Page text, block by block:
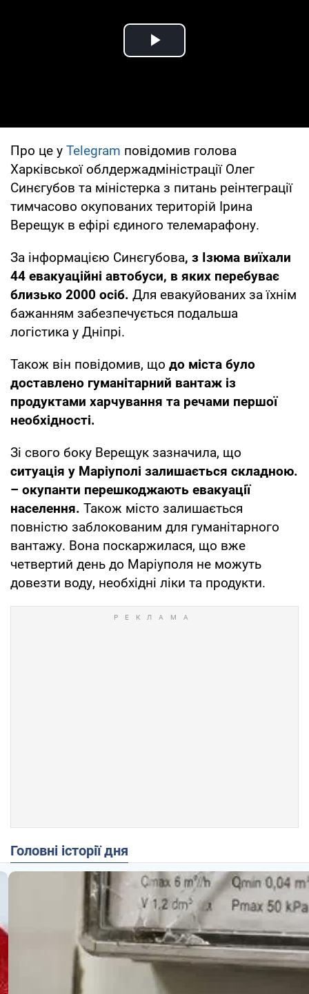
Play Video
Про це у Telegram повідомив голова
Харківської облдержадміністрації Олег
Синєгубов та міністерка з питань реінтеграції
тимчасово окупованих територій Ірина
Верещук в ефірі єдиного телемарафону.
За інформацією Синєгубова, з Ізюма виїхали
44 евакуаційні автобуси, в яких перебуває
близько 2000 осіб. Для евакуйованих за їхнім
бажанням забезпечується подальша
логістика у Дніпрі.
Також він повідомив, що до міста було
доставлено гуманітарний вантаж із
продуктами харчування та речами першої
необхідності.
Зі свого боку Верещук зазначила, що
ситуація у Маріуполі залишається складною.
– окупанти перешкоджають евакуації
населення. Також місто залишається
повністю заблокованим для гуманітарного
вантажу. Вона поскаржилася, що вже
четвертий день до Маріуполя не можуть
довезти воду, необхідні ліки та продукти.
Головні історії дня